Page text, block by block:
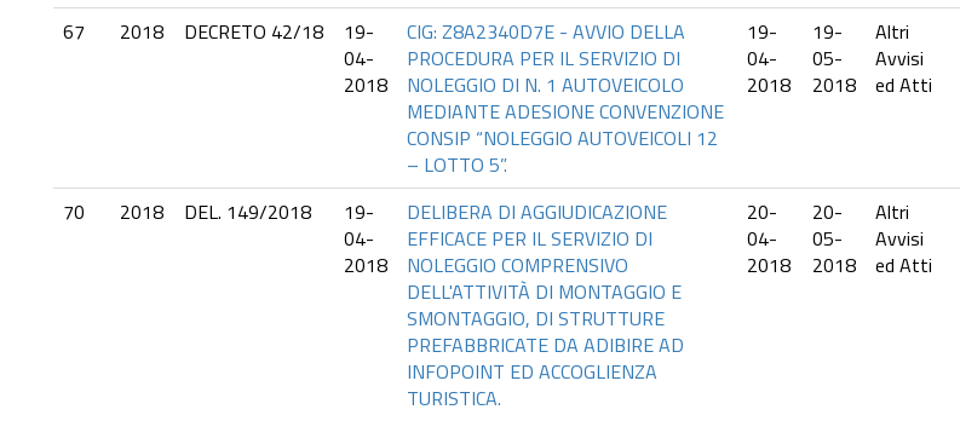
67 2018 DECRETO 42/18
19-
04-
2018
CIG: Z8A2340D7E - AVVIO DELLA
PROCEDURA PER IL SERVIZIO DI
NOLEGGIO DI N. 1 AUTOVEICOLO
MEDIANTE ADESIONE CONVENZIONE
CONSIP “NOLEGGIO AUTOVEICOLI 12
– LOTTO 5”.
19-
04-
2018
19-
05-
2018
Altri
Avvisi
ed Atti
70 2018 DEL. 149/2018
19-
04-
2018
DELIBERA DI AGGIUDICAZIONE
EFFICACE PER IL SERVIZIO DI
NOLEGGIO COMPRENSIVO
DELL'ATTIVITÀ DI MONTAGGIO E
SMONTAGGIO, DI STRUTTURE
PREFABBRICATE DA ADIBIRE AD
INFOPOINT ED ACCOGLIENZA
TURISTICA.
20-
04-
2018
20-
05-
2018
Altri
Avvisi
ed Atti